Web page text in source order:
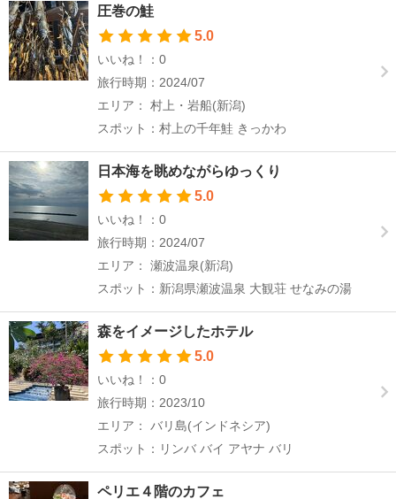
圧巻の鮭
5.0
いいね！：0
旅行時期：2024/07
エリア： 村上・岩船(新潟)
スポット：村上の千年鮭 きっかわ
日本海を眺めながらゆっくり
5.0
いいね！：0
旅行時期：2024/07
エリア： 瀬波温泉(新潟)
スポット：新潟県瀬波温泉 大観荘 せなみの湯
森をイメージしたホテル
5.0
いいね！：0
旅行時期：2023/10
エリア： バリ島(インドネシア)
スポット：リンバ バイ アヤナ バリ
ペリエ４階のカフェ